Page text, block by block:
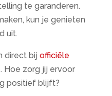
te garanderen.
kun je genieten
uit.
direct bij officiële
Hoe zorg jij ervoor
positief blijft?